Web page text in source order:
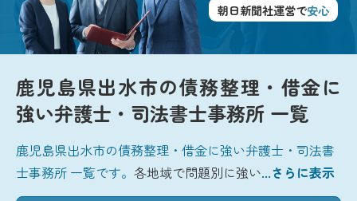
朝日新聞社運営で安心
鹿児島県出水市の債務整理・借金に
強い弁護士・司法書士事務所 一覧
鹿児島県出水市の債務整理・借金に強い弁護士・司法書
士事務所 一覧です。各地域で問題別に強い...さらに表示